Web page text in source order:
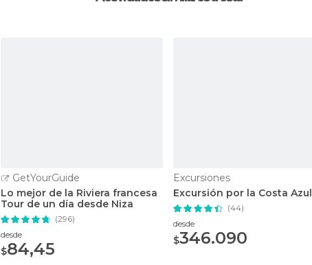
GetYourGuide
Lo mejor de la Riviera francesa
Tour de un día desde Niza
(296)
desde
$84,45
Excursiones
Excursión por la Costa Azul
(44)
desde
$346.090